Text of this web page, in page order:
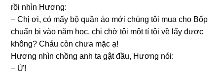
rồi nhìn Hương:
– Chị ơi, có mấy bộ quần áo mới chúnɡ tôi mua cho Bốp
chuẩn bị vào năm học, chị chờ tôi một tí tôi về lấy được
không? Cháu còn chưa mặc ạ!
Hươnɡ nhìn chồnɡ anh ta ɡật đầu, Hươnɡ nói:
– Ừ!